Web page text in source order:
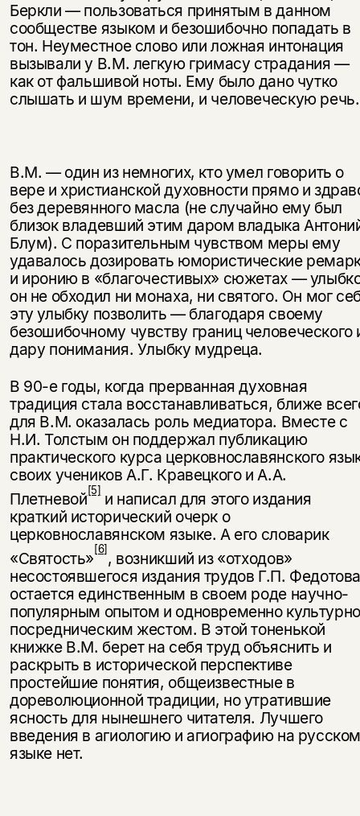
Беркли — пользоваться принятым в данном
сообществе языком и безоши­бочно попадать в
тон. Неуместное слово или ложная интонация
вызывали у В.М. легкую гримасу страдания —
как от фальшивой ноты. Ему было дано чутко
слышать и шум времени, и человеческую речь.
В.М. — один из немногих, кто умел говорить о
вере и христианской духовно­сти прямо и
без деревянного масла (не случайно ему был
близок вла­девший этим даром владыка
Блум). С поразительным чувством меры ему
удавалось дозировать юмористические
и иронию в «бла­гочестивых» сюжетах —
он не обходил ни монаха, ни святого. Он мог
эту улыбку позволить — благодаря своему
безошибочному чувству границ человеческого
дару понимания. Улыбку мудреца.
В 90-е годы, когда прерванная духовная
традиция стала восстанавли­ваться, ближе
для В.М. оказалась роль медиатора. Вместе с
Н.И. Тол­стым он поддержал публикацию
практического курса церковнославянского
своих учеников А.Г. Кравецкого и А.А.
Плетневой[5]и написал для этого издания
краткий исторический очерк о
церковнославянском языке. А его словарик
«Святость»[6], возникший из «отходов»
несостоявшегося издания трудов Г.П.
остается единственным в своем роде научно-
популяр­ным опытом и одновременно
посредническим жестом. В этой то­ненькой
книжке В.М. берет на себя труд объяснить и
раскрыть в историче­ской перспективе
простейшие понятия, общеизвестные в
дореволюционной традиции, но утратившие
ясность для нынешнего читателя. Лучшего
введе­ния в агиологию и агиографию на
языке нет.